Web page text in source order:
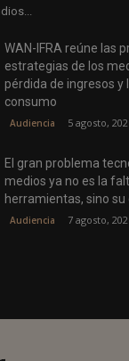
WAN-IFRA reúne las
estrategias de los
pérdida de ingresos y
consumo
Audiencia 5 agosto,
El gran problema
medios ya no es la
herramientas, sino su
Audiencia 7 agosto,